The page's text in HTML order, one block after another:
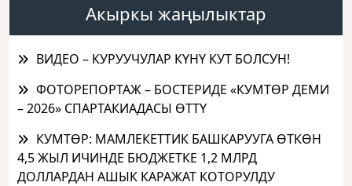
Акыркы жаңылыктар
ВИДЕО – КУРУУЧУЛАР КҮНҮ КУТ БОЛСУН!
ФОТОРЕПОРТАЖ – БОСТЕРИДЕ «КУМТӨР ДЕМИ
– 2026» СПАРТАКИАДАСЫ ӨТТҮ
КУМТӨР: МАМЛЕКЕТТИК БАШКАРУУГА ӨТКӨН
4,5 ЖЫЛ ИЧИНДЕ БЮДЖЕТКЕ 1,2 МЛРД
ДОЛЛАРДАН АШЫК КАРАЖАТ КОТОРУЛДУ